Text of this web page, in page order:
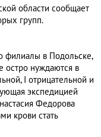
области сообщает
групп.
филиалы в Подольске,
остро нуждаются в
I отрицательной и
экспедицией
Федорова
крови стать